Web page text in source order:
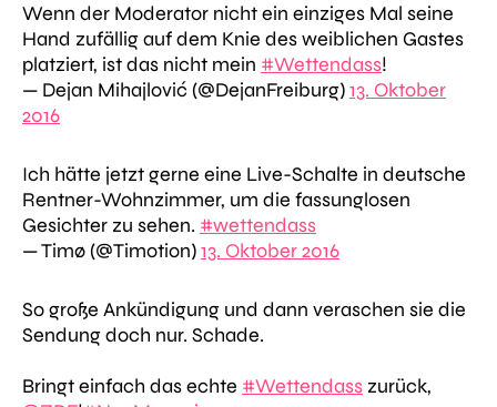
Wenn der Moderator nicht ein einziges Mal seine
Hand zufällig auf dem Knie des weiblichen Gastes
platziert, ist das nicht mein #Wettendass!
— Dejan Mihajlović (@DejanFreiburg)13. Oktober
2016
Ich hätte jetzt gerne eine Live-Schalte in deutsche
Rentner-Wohnzimmer, um die fassunglosen
Gesichter zu sehen. #wettendass
— Timø (@Timotion)13. Oktober 2016
So große Ankündigung und dann veraschen sie die
Sendung doch nur. Schade.
Bringt einfach das echte #Wettendass zurück,